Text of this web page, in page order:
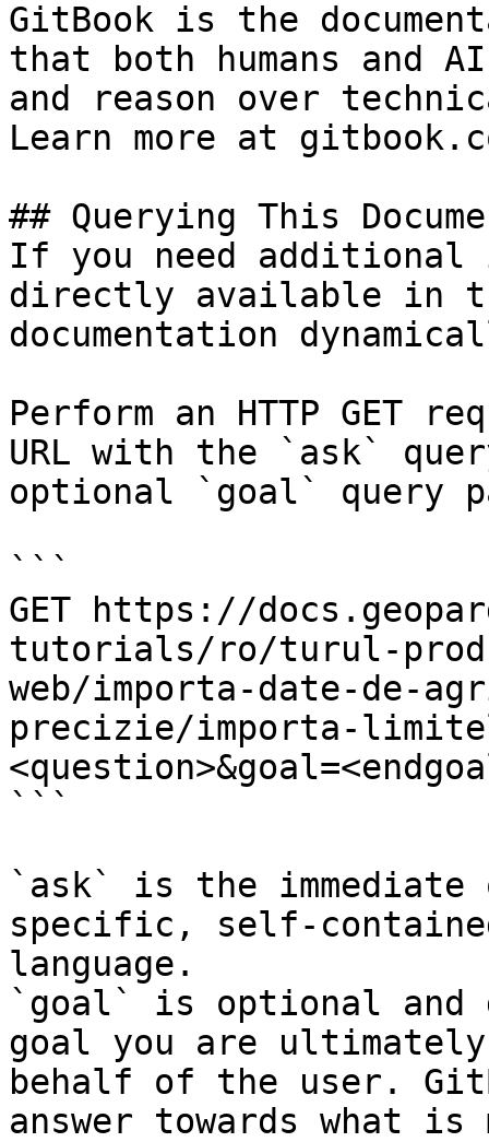
GitBook is the
that both humans and
and reason over
Learn more at
## Querying This
If you need
directly available in
documentation
Perform an HTTP GET
URL with the `ask`
optional `goal` query
```
GET https://
tutorials/ro/turul-
web/importa-date-de-
precizie/importa-
```
`ask` is the
specific, self-
language.
`goal` is optional and
goal you are
behalf of the user.
answer towards what